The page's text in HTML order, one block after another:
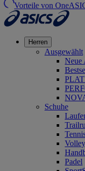
Vorteile von
Herren
Ausgewählt
Neue
Schuhe
Padel